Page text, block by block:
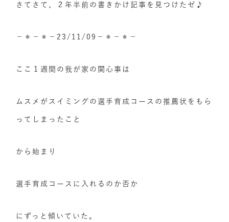
さてさて、２年半前の書きかけ記事を見つけたゼ♪
－＊－＊－23/11/09－＊－＊－
ここ１週間の我が家の関心事は
ムスメがスイミングの選手育成コースの推薦状をもら
ってしまったこと
から始まり
選手育成コースに入れるのか否か
にずっと傾いていた。